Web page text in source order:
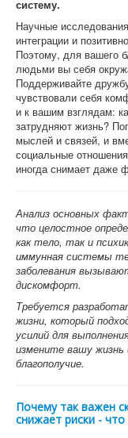
систему.
Научные
интеграции и
Поэтому, для вашего
людьми вы себя
Поддерживайте
чувствовали себя
и к вашим взглядам:
затрудняют жизнь?
мыслей и связей, и
социальные
иногда снимает даже
Анализ основных
что целостное
как тело, так и
иммунная системы
заболевания
дискомфорт.
Требуется
жизни, который
усилий для
измените вашу жизнь
благополучие.
Почему так важен
снижает риски -